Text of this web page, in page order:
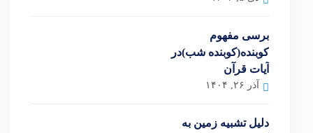
برسی مفهوم
کوبنده(کوبنده شب)در
آیات قرآن
آذر ۲۶, ۱۴۰۴
دلیل تشبیه زمین به